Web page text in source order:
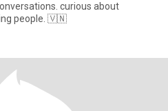
curious about
people. 🇻🇳